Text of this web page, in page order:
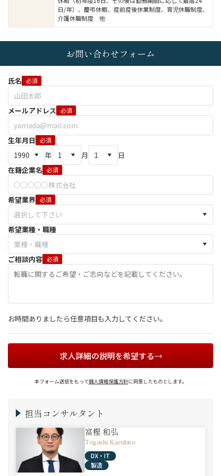
日/年）、慶弔休暇、産前産後休業制度、育児休職制度、
介護休職制度 他
お問い合わせフォーム
氏名 必須
メールアドレス 必須
生年月日 必須
年 月
日
在籍企業名 必須
希望業界 必須
希望業種・職種
ご相談内容 必須
お時間ありましたら任意項目も入力してください。
求人詳細の説明を希望する
本フォーム送信をもって個人情報保護方針に同意したものとします。
担当コンサルタント
富樫 和弘
Togashi Kazuhiro
DX・IT
製造